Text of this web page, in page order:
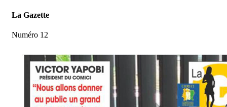
La Gazette
Numéro 12